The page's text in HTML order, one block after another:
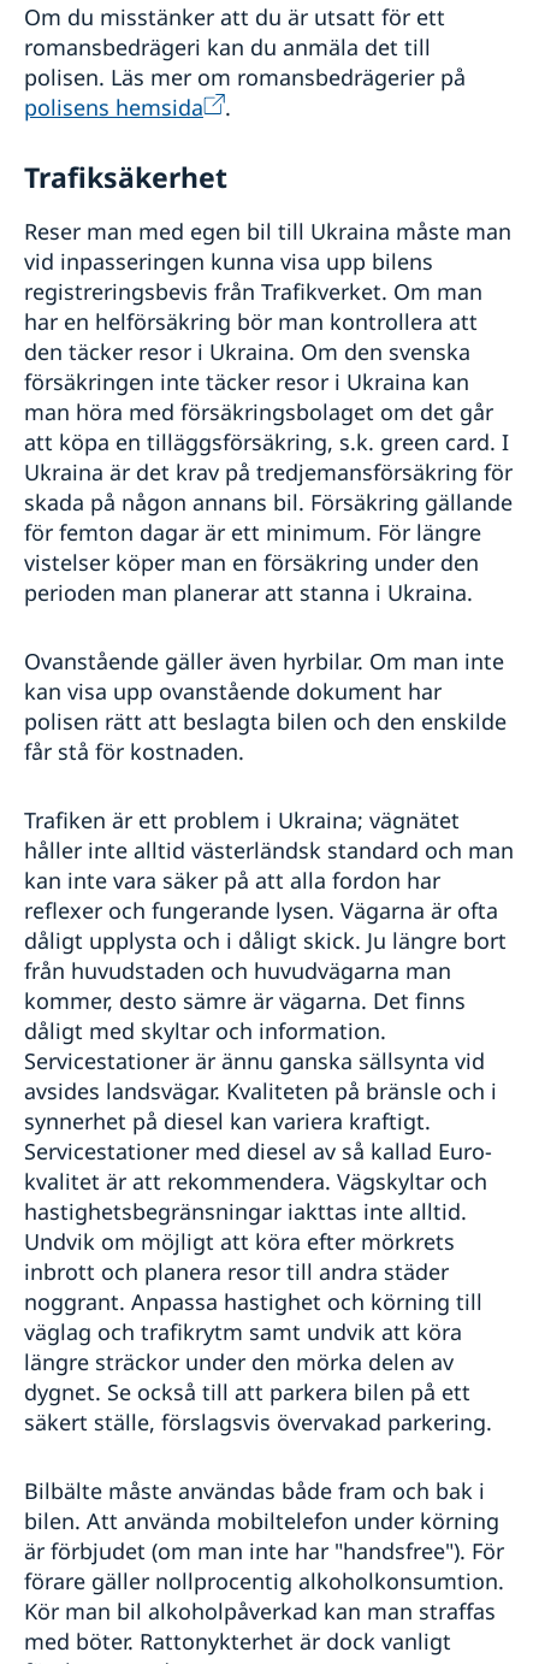
Om du misstänker att du är utsatt för ett
romansbedrägeri kan du anmäla det till
polisen. Läs mer om romansbedrägerier på
polisens hemsida
.
Trafiksäkerhet
Reser man med egen bil till Ukraina måste man
vid inpasseringen kunna visa upp bilens
registreringsbevis från Trafikverket. Om man
har en helförsäkring bör man kontrollera att
den täcker resor i Ukraina. Om den svenska
försäkringen inte täcker resor i Ukraina kan
man höra med försäkringsbolaget om det går
att köpa en tilläggsförsäkring, s.k. green card. I
Ukraina är det krav på tredjemansförsäkring för
skada på någon annans bil. Försäkring gällande
för femton dagar är ett minimum. För längre
vistelser köper man en försäkring under den
perioden man planerar att stanna i Ukraina.
Ovanstående gäller även hyrbilar. Om man inte
kan visa upp ovanstående dokument har
polisen rätt att beslagta bilen och den enskilde
får stå för kostnaden.
Trafiken är ett problem i Ukraina; vägnätet
håller inte alltid västerländsk standard och man
kan inte vara säker på att alla fordon har
reflexer och fungerande lysen. Vägarna är ofta
dåligt upplysta och i dåligt skick. Ju längre bort
från huvudstaden och huvudvägarna man
kommer, desto sämre är vägarna. Det finns
dåligt med skyltar och information.
Servicestationer är ännu ganska sällsynta vid
avsides landsvägar. Kvaliteten på bränsle och i
synnerhet på diesel kan variera kraftigt.
Servicestationer med diesel av så kallad Euro-
kvalitet är att rekommendera. Vägskyltar och
hastighetsbegränsningar iakttas inte alltid.
Undvik om möjligt att köra efter mörkrets
inbrott och planera resor till andra städer
noggrant. Anpassa hastighet och körning till
väglag och trafikrytm samt undvik att köra
längre sträckor under den mörka delen av
dygnet. Se också till att parkera bilen på ett
säkert ställe, förslagsvis övervakad parkering.
Bilbälte måste användas både fram och bak i
bilen. Att använda mobiltelefon under körning
är förbjudet (om man inte har "handsfree"). För
förare gäller nollprocentig alkoholkonsumtion.
Kör man bil alkoholpåverkad kan man straffas
med böter. Rattonykterhet är dock vanligt